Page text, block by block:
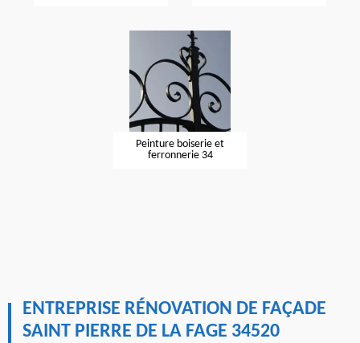
Peinture boiserie et
ferronnerie 34
ENTREPRISE RÉNOVATION DE FAÇADE
SAINT PIERRE DE LA FAGE 34520